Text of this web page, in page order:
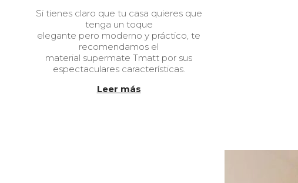
b
i
a
d
/
0
6
/
2
0
3
Si tienes claro que tu casa quieres que
tenga un toque
elegante pero moderno y práctico, te
recomendamos el
material supermate Tmatt por sus
espectaculares características.
Leer más